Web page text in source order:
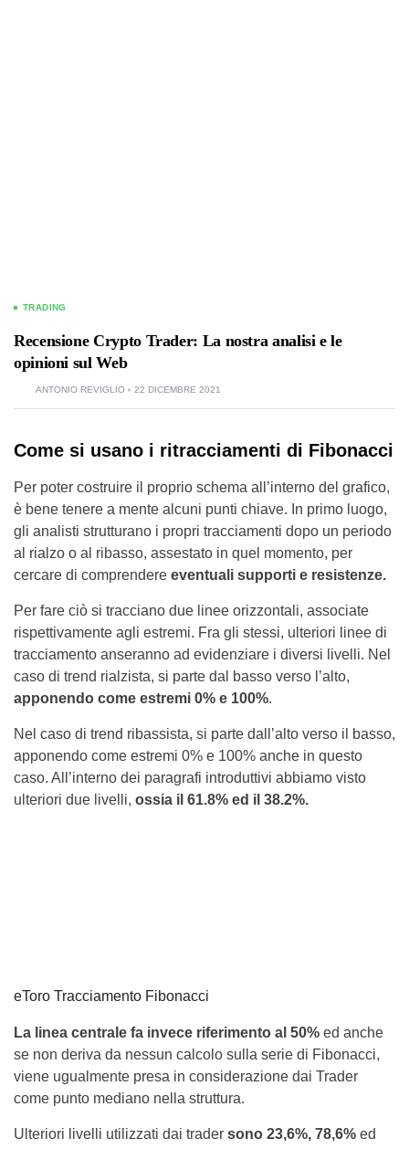
TRADING
Recensione Crypto Trader: La nostra analisi e le
opinioni sul Web
ANTONIO REVIGLIO 22 DICEMBRE 2021
Come si usano i ritracciamenti di Fibonacci
Per poter costruire il proprio schema all’interno del grafico,
è bene tenere a mente alcuni punti chiave. In primo luogo,
gli analisti strutturano i propri tracciamenti dopo un periodo
al rialzo o al ribasso, assestato in quel momento, per
cercare di comprendere eventuali supporti e resistenze.
Per fare ciò si tracciano due linee orizzontali, associate
rispettivamente agli estremi. Fra gli stessi, ulteriori linee di
tracciamento anseranno ad evidenziare i diversi livelli. Nel
caso di trend rialzista, si parte dal basso verso l’alto,
apponendo come estremi 0% e 100%.
Nel caso di trend ribassista, si parte dall’alto verso il basso,
apponendo come estremi 0% e 100% anche in questo
caso. All’interno dei paragrafi introduttivi abbiamo visto
ulteriori due livelli, ossia il 61.8% ed il 38.2%.
eToro Tracciamento Fibonacci
La linea centrale fa invece riferimento al 50% ed anche
se non deriva da nessun calcolo sulla serie di Fibonacci,
viene ugualmente presa in considerazione dai Trader
come punto mediano nella struttura.
Ulteriori livelli utilizzati dai trader sono 23,6%, 78,6% ed